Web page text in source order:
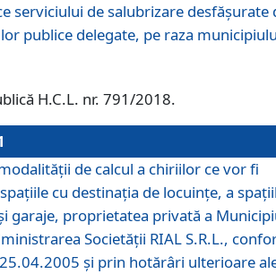
serviciului de salubrizare desfăşurate
publice delegate, pe raza
H.C.L. nr. 791/2018.
de calcul a chiriilor ce vor fi
cu destinaţia de locuinţe, a
garaje, proprietatea privată a
Societăţii RIAL S.R.L.,
și prin hotărâri ulterioare